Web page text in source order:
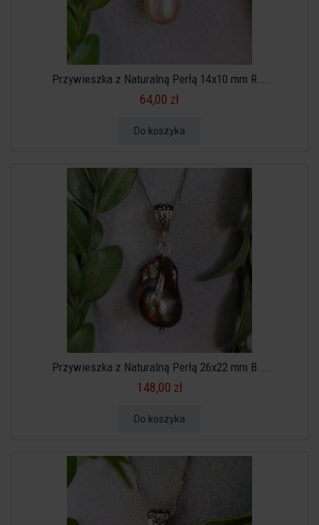
Przywieszka z Naturalną Perłą 14x10 mm R...
64,00 zł
Do koszyka
Przywieszka z Naturalną Perłą 26x22 mm B...
148,00 zł
Do koszyka